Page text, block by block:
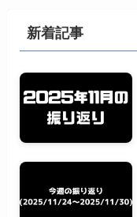
新着記事